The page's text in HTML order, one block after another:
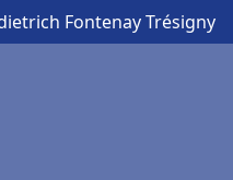
Fontenay Trésigny